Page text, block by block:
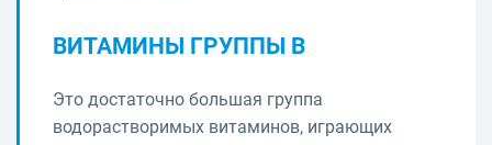
ВИТАМИНЫ ГРУППЫ В
Это достаточно большая группа
водорастворимых витаминов, играющих